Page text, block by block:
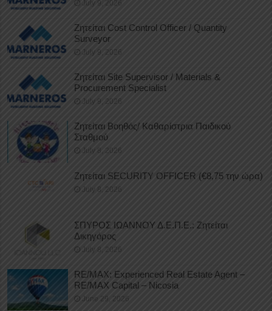
July 9, 2026
Ζητείται Cost Control Officer / Quantity
Surveyor
July 9, 2026
Ζητείται Site Supervisor / Materials &
Procurement Specialist
July 9, 2026
Ζητείται Βοηθός/ Καθαρίστρια Παιδικού
Σταθμού
July 8, 2026
Ζητείται SECURITY OFFICER (€8,75 την ώρα)
July 8, 2026
ΣΠΥΡΟΣ ΙΩΑΝΝΟΥ Δ.Ε.Π.Ε.: Ζητείται
Δικηγόρος
July 8, 2026
RE/MAX: Experienced Real Estate Agent –
RE/MAX Capital – Nicosia
June 29, 2026